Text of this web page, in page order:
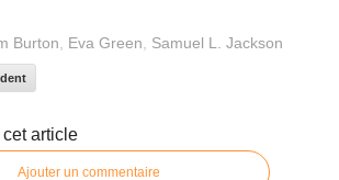
Burton Eva Green Samuel L. Jackson
article
Ajouter un commentaire